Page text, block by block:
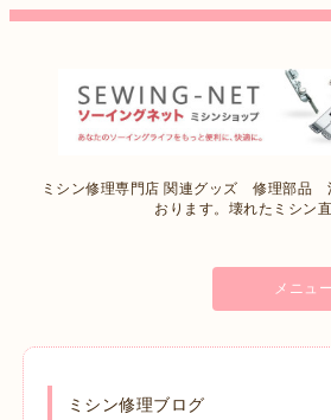
ミシン修理専門店 関連グッズ 修理部品
おります。壊れたミシン
メニュー
ミシン修理ブログ